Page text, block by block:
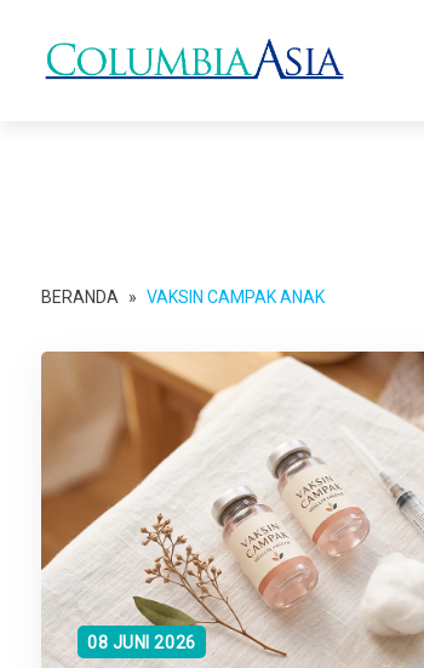
BERANDA » VAKSIN CAMPAK ANAK
08 JUNI 2026